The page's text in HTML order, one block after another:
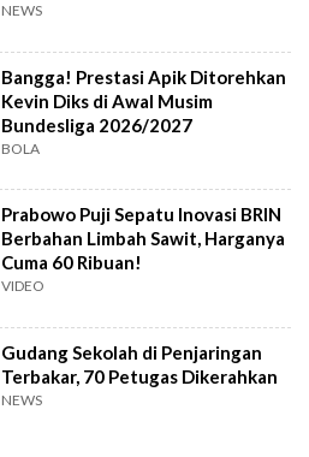
NEWS
Bangga! Prestasi Apik Ditorehkan
Kevin Diks di Awal Musim
Bundesliga 2026/2027
BOLA
Prabowo Puji Sepatu Inovasi BRIN
Berbahan Limbah Sawit, Harganya
Cuma 60 Ribuan!
VIDEO
Gudang Sekolah di Penjaringan
Terbakar, 70 Petugas Dikerahkan
NEWS